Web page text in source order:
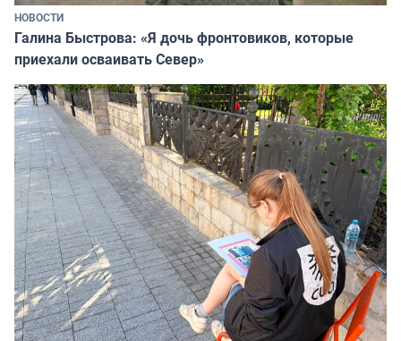
НОВОСТИ
Галина Быстрова: «Я дочь фронтовиков, которые
приехали осваивать Север»